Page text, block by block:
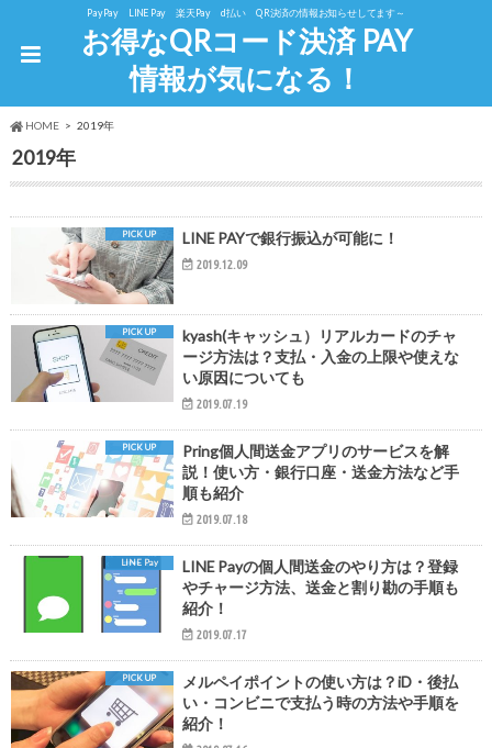
PayPay LINE Pay 楽天Pay d払い QR決済の情報お知らせしてます～
お得なQRコード決済 PAY
情報が気になる！
HOME 2019年
2019年
PICK UP LINE PAYで銀行振込が可能に！
2019.12.09
PICK UP
kyash(キャッシュ）リアルカードのチャ
ージ方法は？支払・入金の上限や使えな
い原因についても
2019.07.19
PICK UP
Pring個人間送金アプリのサービスを解
説！使い方・銀行口座・送金方法など手
順も紹介
2019.07.18
LINE Pay
LINE Payの個人間送金のやり方は？登録
やチャージ方法、送金と割り勘の手順も
紹介！
2019.07.17
PICK UP
メルペイポイントの使い方は？iD・後払
い・コンビニで支払う時の方法や手順を
紹介！